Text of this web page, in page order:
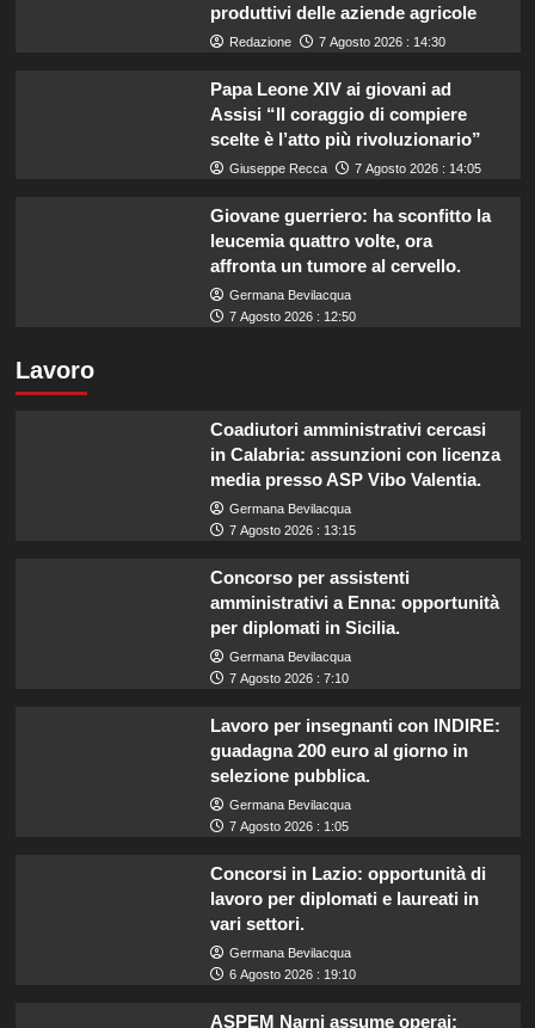
produttivi delle aziende agricole
Redazione 7 Agosto 2026 : 14:30
Papa Leone XIV ai giovani ad
Assisi “Il coraggio di compiere
scelte è l’atto più rivoluzionario”
Giuseppe Recca 7 Agosto 2026 : 14:05
Giovane guerriero: ha sconfitto la
leucemia quattro volte, ora
affronta un tumore al cervello.
Germana Bevilacqua
7 Agosto 2026 : 12:50
Lavoro
Coadiutori amministrativi cercasi
in Calabria: assunzioni con licenza
media presso ASP Vibo Valentia.
Germana Bevilacqua
7 Agosto 2026 : 13:15
Concorso per assistenti
amministrativi a Enna: opportunità
per diplomati in Sicilia.
Germana Bevilacqua
7 Agosto 2026 : 7:10
Lavoro per insegnanti con INDIRE:
guadagna 200 euro al giorno in
selezione pubblica.
Germana Bevilacqua
7 Agosto 2026 : 1:05
Concorsi in Lazio: opportunità di
lavoro per diplomati e laureati in
vari settori.
Germana Bevilacqua
6 Agosto 2026 : 19:10
ASPEM Narni assume operai: